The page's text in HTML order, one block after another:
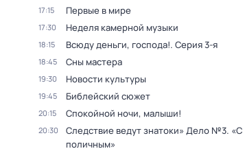
17:15 Первые в мире
17:30 Неделя камерной музыки
18:15 Всюду деньги, господа!. Серия 3-я
18:45 Сны мастера
19:30 Новости культуры
19:45 Библейский сюжет
20:15 Спокойной ночи, малыши!
20:30
Следствие ведут знатоки» Дело №3. «С
поличным»